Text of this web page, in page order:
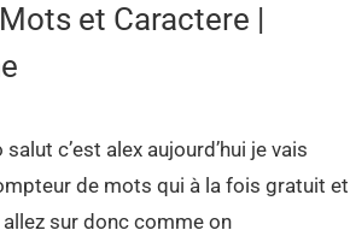
et Caractere |
c’est alex aujourd’hui je vais
de mots qui à la fois gratuit et
sur donc comme on